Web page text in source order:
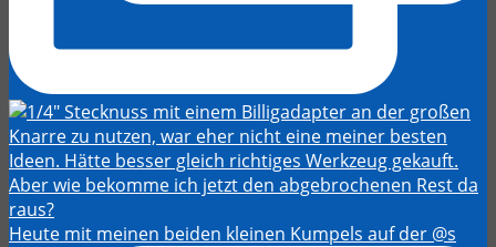
Heute mit meinen beiden kleinen Kumpels auf der @s